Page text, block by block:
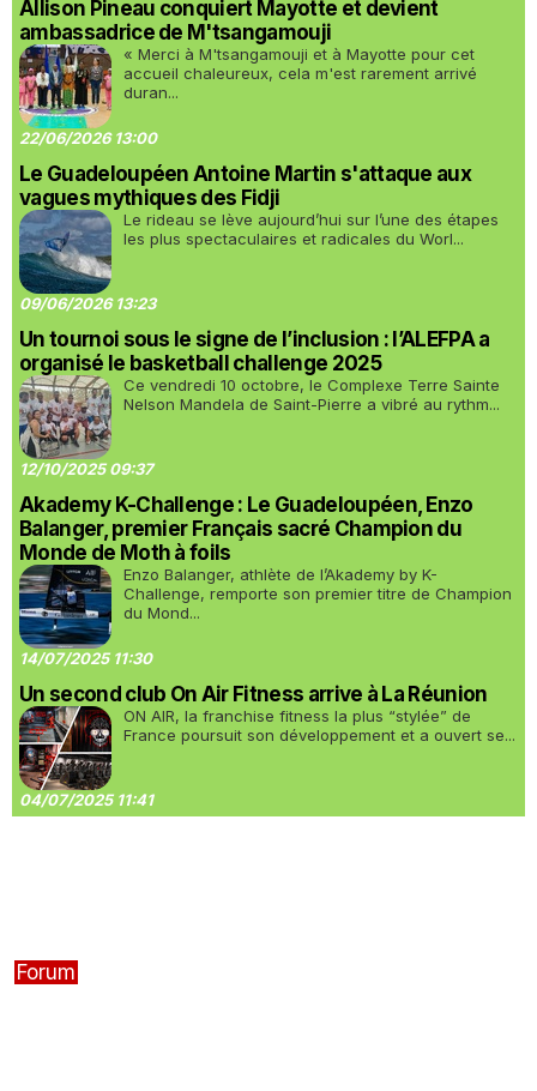
Allison Pineau conquiert Mayotte et devient
ambassadrice de M'tsangamouji
« Merci à M'tsangamouji et à Mayotte pour cet
accueil chaleureux, cela m'est rarement arrivé
duran...
22/06/2026 13:00
Le Guadeloupéen Antoine Martin s'attaque aux
vagues mythiques des Fidji
Le rideau se lève aujourd’hui sur l’une des étapes
les plus spectaculaires et radicales du Worl...
09/06/2026 13:23
Un tournoi sous le signe de l’inclusion : l’ALEFPA a
organisé le basketball challenge 2025
Ce vendredi 10 octobre, le Complexe Terre Sainte
Nelson Mandela de Saint-Pierre a vibré au rythm...
12/10/2025 09:37
Akademy K-Challenge : Le Guadeloupéen, Enzo
Balanger, premier Français sacré Champion du
Monde de Moth à foils
Enzo Balanger, athlète de l’Akademy by K-
Challenge, remporte son premier titre de Champion
du Mond...
14/07/2025 11:30
Un second club On Air Fitness arrive à La Réunion
ON AIR, la franchise fitness la plus “stylée” de
France poursuit son développement et a ouvert se...
04/07/2025 11:41
Forum